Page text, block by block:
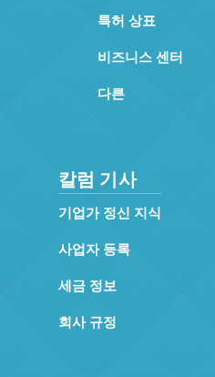
특허 상표
비즈니스 센터
다른
칼럼 기사
기업가 정신 지식
사업자 등록
세금 정보
회사 규정